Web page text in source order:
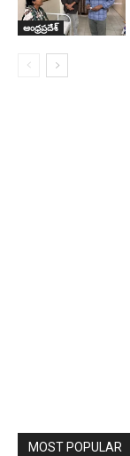
ఆంధ్రప్రదేశ్
MOST POPULAR